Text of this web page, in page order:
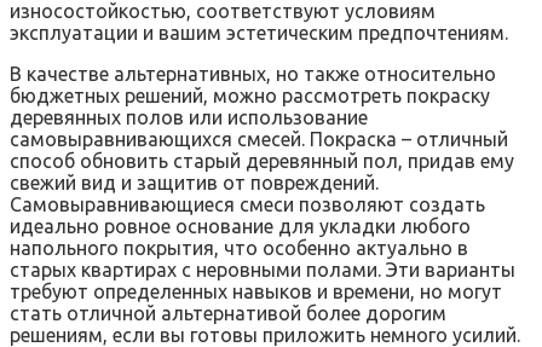
износостойкостью, соответствуют условиям
эксплуатации и вашим эстетическим предпочтениям.
В качестве альтернативных, но также относительно
бюджетных решений, можно рассмотреть покраску
деревянных полов или использование
самовыравнивающихся смесей. Покраска – отличный
способ обновить старый деревянный пол, придав ему
свежий вид и защитив от повреждений.
Самовыравнивающиеся смеси позволяют создать
идеально ровное основание для укладки любого
напольного покрытия, что особенно актуально в
старых квартирах с неровными полами. Эти варианты
требуют определенных навыков и времени, но могут
стать отличной альтернативой более дорогим
решениям, если вы готовы приложить немного усилий.